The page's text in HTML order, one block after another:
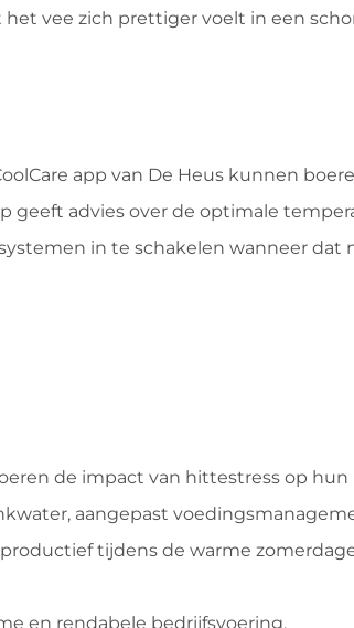
het vee zich prettiger voelt in een
app van De Heus kunnen
geeft advies over de optimale
in te schakelen wanneer dat
de impact van hittestress op
aangepast
tijdens de warme
en rendabele bedrijfsvoering.